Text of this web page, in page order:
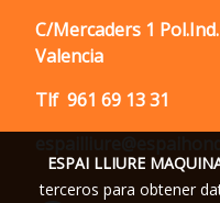
C/Mercaders 1
Valencia
Tlf 961 69 13 31
ESPAI LLIURE
terceros para obtener